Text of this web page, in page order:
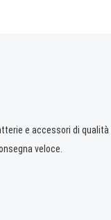
e accessori di
veloce.